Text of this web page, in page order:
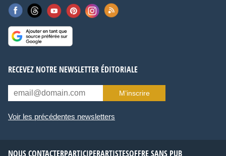
RECEVEZ NOTRE NEWSLETTER ÉDITORIALE
M’inscrire
Voir les précédentes newsletters
NOUS CONTACTERPARTICIPERARTISTESOFFRE SANS PUB